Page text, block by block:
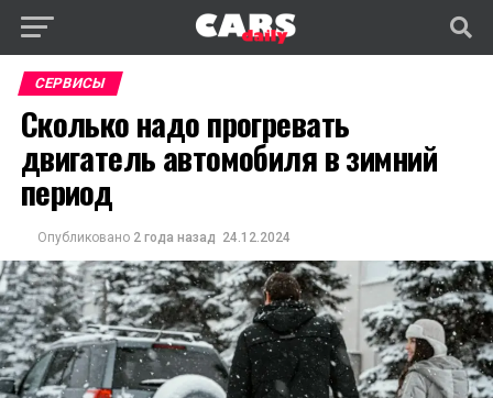
СЕРВИСЫ
Сколько надо прогревать
двигатель автомобиля в зимний
период
Опубликовано 2 года назад 24.12.2024